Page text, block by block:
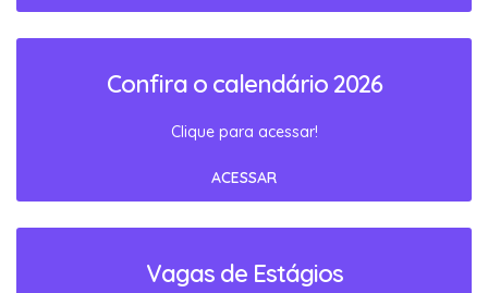
Confira o calendário 2026
Clique para acessar!
ACESSAR
Vagas de Estágios